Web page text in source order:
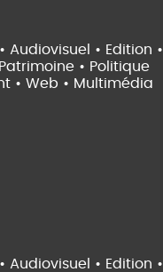
Audiovisuel • Edition •
Patrimoine • Politique
• Web • Multimédia
Audiovisuel • Edition •